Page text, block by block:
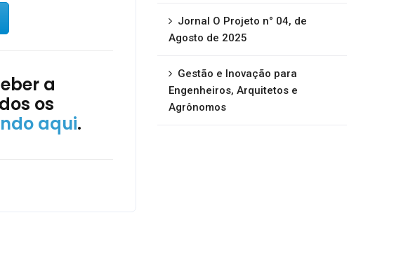
a
os
aqui.
Jornal O Projeto n° 04, de
Agosto de 2025
Gestão e Inovação para
Engenheiros, Arquitetos e
Agrônomos